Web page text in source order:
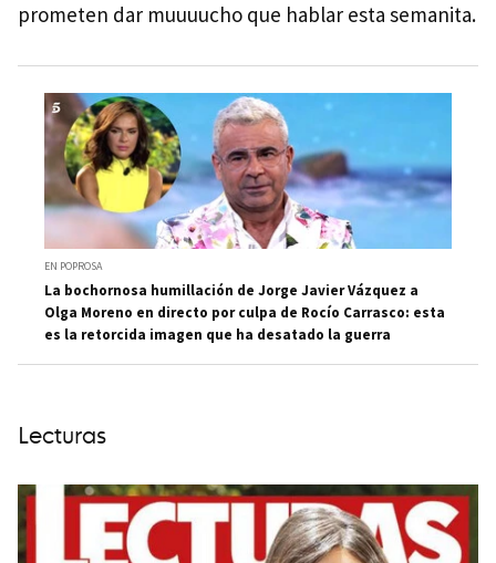
prometen dar muuuucho que hablar esta semanita.
EN POPROSA
La bochornosa humillación de Jorge Javier Vázquez a
Olga Moreno en directo por culpa de Rocío Carrasco: esta
es la retorcida imagen que ha desatado la guerra
Lecturas